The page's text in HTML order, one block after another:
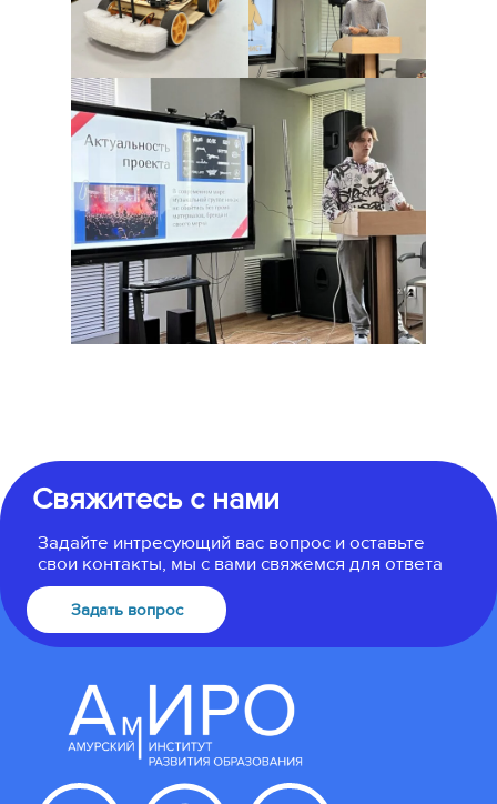
Свяжитесь с нами
Задайте интресующий вас вопрос и оставьте
свои контакты, мы с вами свяжемся для ответа
Задать вопрос